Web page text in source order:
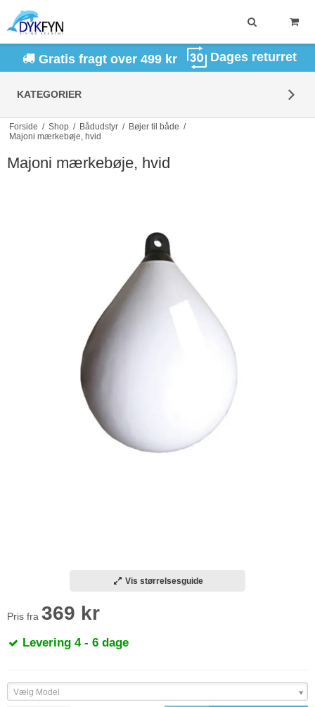
Gratis fragt over 499 kr Dages returret
KATEGORIER
Forside / Shop / Bådudstyr / Bøjer til både /
Majoni mærkebøje, hvid
Majoni mærkebøje, hvid
Vis størrelsesguide
Pris fra 369 kr
Levering 4 - 6 dage
Vælg Model